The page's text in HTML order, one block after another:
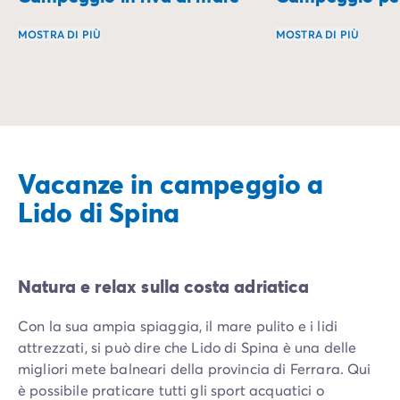
MOSTRA DI PIÙ MOSTRA DI PIÙ
Vacanze in campeggio a
Lido di Spina
Natura e relax sulla costa adriatica
Con la sua ampia spiaggia, il mare pulito e i lidi
attrezzati, si può dire che Lido di Spina è una delle
migliori mete balneari della provincia di Ferrara. Qui
è possibile praticare tutti gli sport acquatici o